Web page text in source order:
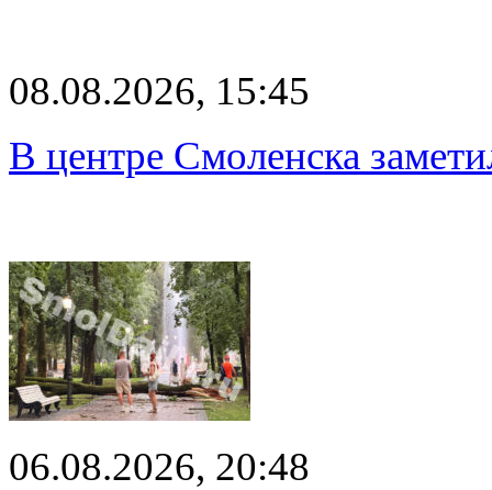
08.08.2026, 15:45
В центре Смоленска
06.08.2026, 20:48